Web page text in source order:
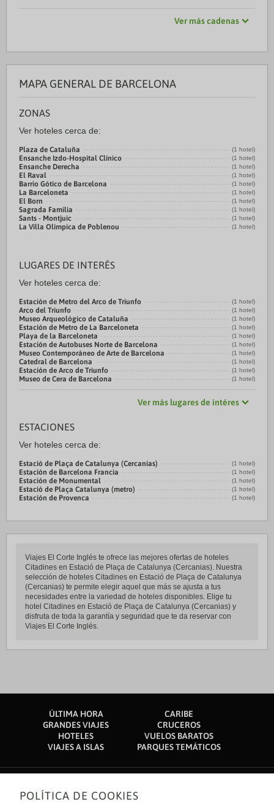
Ver más cadenas
MAPA GENERAL DE BARCELONA
ZONAS
Ver hoteles cerca de:
Plaza de Cataluña (1 hotel)
Ensanche Izdo-Hospital Clínico (1 hotel)
Ensanche Derecha (1 hotel)
El Raval (1 hotel)
Barrio Gótico de Barcelona (1 hotel)
La Barceloneta (1 hotel)
El Born (1 hotel)
Sagrada Familia (1 hotel)
Sants - Montjuic (1 hotel)
La Villa Olímpica de Poblenou (1 hotel)
LUGARES DE INTERÉS
Ver hoteles cerca de:
Estación de Metro del Arco de Triunfo (1 hotel)
Arco del Triunfo (1 hotel)
Museo Arqueológico de Cataluña (1 hotel)
Estación de Metro de La Barceloneta (1 hotel)
Playa de la Barceloneta (1 hotel)
Estación de Autobuses Norte de Barcelona (1 hotel)
Museo Contemporáneo de Arte de Barcelona (1 hotel)
Catedral de Barcelona (1 hotel)
Estación de Arco de Triunfo (1 hotel)
Museo de Cera de Barcelona (1 hotel)
Ver más lugares de intéres
ESTACIONES
Ver hoteles cerca de:
Estació de Plaça de Catalunya (Cercanias) (1 hotel)
Estación de Barcelona Francia (1 hotel)
Estación de Monumental (1 hotel)
Estació de Plaça Catalunya (metro) (1 hotel)
Estación de Provenca (1 hotel)
Viajes El Corte Inglés te ofrece las mejores ofertas de hoteles
Citadines en Estació de Plaça de Catalunya (Cercanias). Nuestra
selección de hoteles Citadines en Estació de Plaça de Catalunya
(Cercanias) te permite elegir aquel que más se ajusta a tus
necesidades entre la variedad de hoteles disponibles. Elige tu
hotel Citadines en Estació de Plaça de Catalunya (Cercanias) y
disfruta de toda la garantía y seguridad que te da reservar con
Viajes El Corte Inglés.
ÚLTIMA HORA
CARIBE
GRANDES VIAJES
CRUCEROS
HOTELES
VUELOS BARATOS
VIAJES A ISLAS
PARQUES TEMÁTICOS
Sobre nosotros
POLÍTICA DE COOKIES